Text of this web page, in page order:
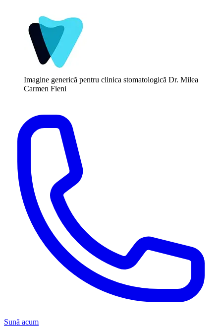
Imagine generică pentru clinica stomatologică Dr. Milea
Carmen Fieni
Sună acum